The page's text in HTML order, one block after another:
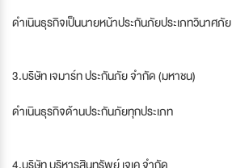
ดำเนินธุรกิจเป็นนายหน้าประกันภัยประเภทวินาศภัย
3.บริษัท เจมาร์ท ประกันภัย จำกัด (มหาชน)
ดำเนินธุรกิจด้านประกันภัยทุกประเภท